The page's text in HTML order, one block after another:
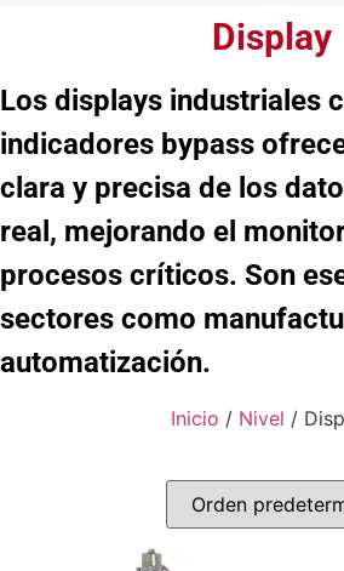
Display
Los displays industriales
indicadores bypass
clara y precisa de los
real, mejorando el
procesos críticos. Son
sectores como
automatización.
Inicio / Nivel /